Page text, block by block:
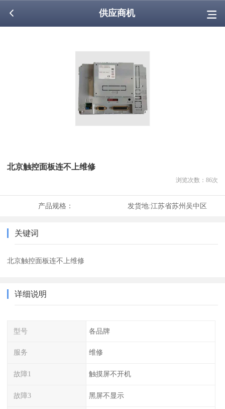
供应商机
北京触控面板连不上维修
浏览次数： 86次
产品规格： 发货地:江苏省苏州吴中区
关键词
北京触控面板连不上维修
详细说明
型号 各品牌
服务 维修
故障1 触摸屏不开机
故障3 黑屏不显示